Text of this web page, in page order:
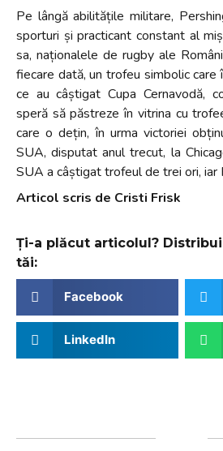
Pe lângă abilitățile militare,
sporturi și practicant constant al
sa, naționalele de rugby ale
fiecare dată, un trofeu simbolic care
ce au câștigat Cupa Cernavodă,
speră să păstreze în vitrina cu
care o dețin, în urma victoriei
SUA, disputat anul trecut, la
SUA a câștigat trofeul de trei ori, iar
Articol scris de Cristi Frisk
Ți-a plăcut articolul?
tăi:
Facebook
LinkedIn